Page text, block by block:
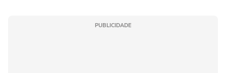
PUBLICIDADE